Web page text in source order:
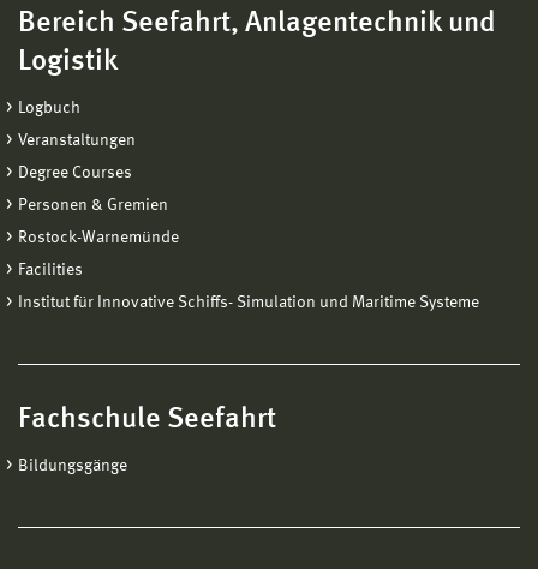
Bereich Seefahrt, Anlagentechnik und
Logistik
Logbuch
Veranstaltungen
Degree Courses
Personen & Gremien
Rostock-Warnemünde
Facilities
Institut für Innovative Schiffs- Simulation und Maritime Systeme
Fachschule Seefahrt
Bildungsgänge